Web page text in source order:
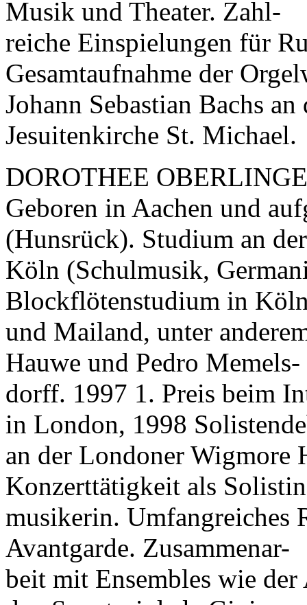
Musik und Theater. Zahl-
reiche Einspielungen für
Gesamtaufnahme der
Johann Sebastian Bachs
Jesuitenkirche St. Michael.
DOROTHEE
Geboren in Aachen und
(Hunsrück). Studium an
Köln (Schulmusik,
Blockflötenstudium in
und Mailand, unter
Hauwe und Pedro Memels-
dorff. 1997 1. Preis beim
in London, 1998
an der Londoner Wigmore
Konzerttätigkeit als
musikerin. Umfangreiches
Avantgarde. Zusammenar-
beit mit Ensembles wie